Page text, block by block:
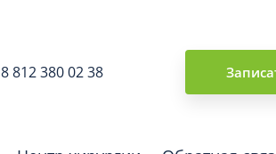
8 812 380 02 38